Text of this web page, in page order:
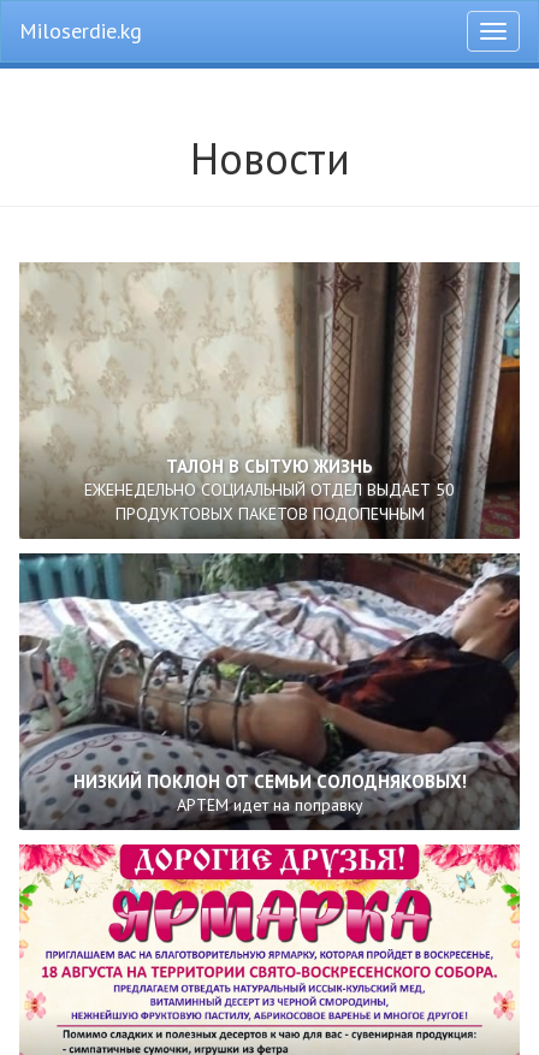
меню
Miloserdie.kg
Новости
ТАЛОН В СЫТУЮ ЖИЗНЬ
ЕЖЕНЕДЕЛЬНО СОЦИАЛЬНЫЙ ОТДЕЛ ВЫДАЕТ 50
ПРОДУКТОВЫХ ПАКЕТОВ ПОДОПЕЧНЫМ
НИЗКИЙ ПОКЛОН ОТ СЕМЬИ СОЛОДНЯКОВЫХ!
АРТЕМ идет на поправку